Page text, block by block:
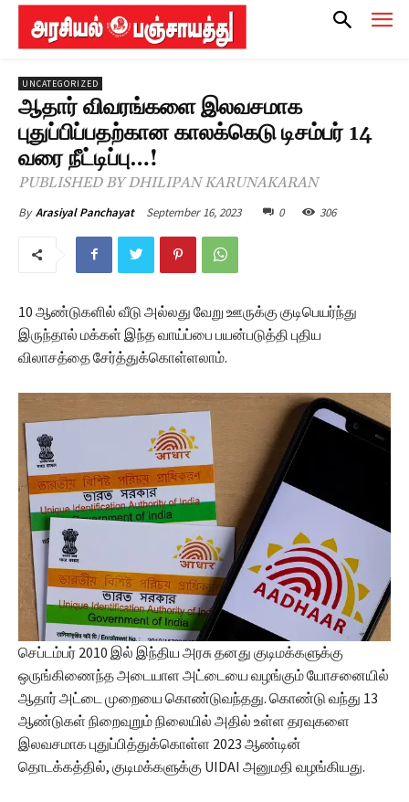
UNCATEGORIZED
ஆதார் விவரங்களை இலவசமாக
புதுப்பிப்பதற்கான காலக்கெடு டிசம்பர் 14
வரை நீட்டிப்பு…!
PUBLISHED BY DHILIPAN KARUNAKARAN
By Arasiyal Panchayat September 16, 2023 0 306
10 ஆண்டுகளில் வீடு அல்லது வேறு ஊருக்கு குடிபெயர்ந்து
இருந்தால் மக்கள் இந்த வாய்ப்பை பயன்படுத்தி புதிய
விலாசத்தை சேர்த்துக்கொள்ளலாம்.
செப்டம்பர் 2010 இல் இந்திய அரசு தனது குடிமக்களுக்கு
ஒருங்கிணைந்த அடையாள அட்டையை வழங்கும் யோசனையில்
ஆதார் அட்டை முறையை கொண்டுவந்தது. கொண்டு வந்து 13
ஆண்டுகள் நிறைவுறும் நிலையில் அதில் உள்ள தரவுகளை
இலவசமாக புதுப்பித்துக்கொள்ள 2023 ஆண்டின்
தொடக்கத்தில், குடிமக்களுக்கு UIDAI அனுமதி வழங்கியது.